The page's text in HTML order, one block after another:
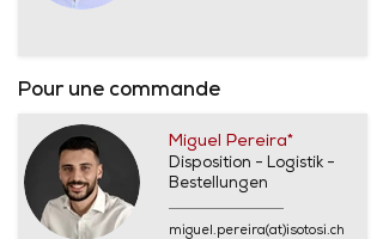
Pour une commande
Miguel Pereira*
Disposition - Logistik -
Bestellungen
miguel.pereira(at)isotosi.ch